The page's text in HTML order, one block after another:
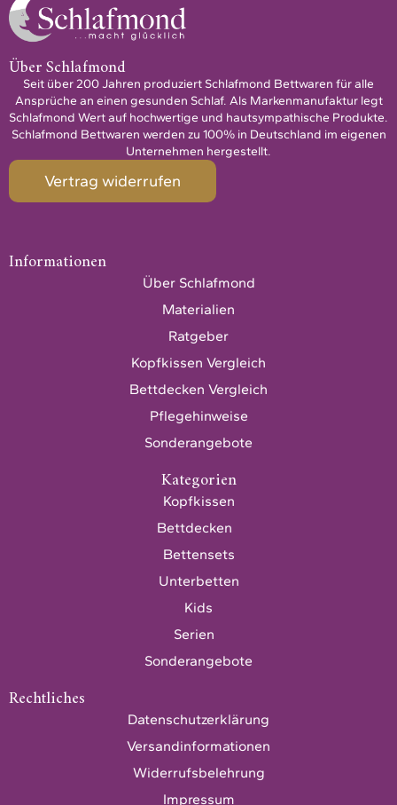
Über Schlafmond
Seit über 200 Jahren produziert Schlafmond Bettwaren für alle
Ansprüche an einen gesunden Schlaf. Als Markenmanufaktur legt
Schlafmond Wert auf hochwertige und hautsympathische Produkte.
Schlafmond Bettwaren werden zu 100% in Deutschland im eigenen
Unternehmen hergestellt.
Vertrag widerrufen
Informationen
Über Schlafmond
Materialien
Ratgeber
Kopfkissen Vergleich
Bettdecken Vergleich
Pflegehinweise
Sonderangebote
Kategorien
Kopfkissen
Bettdecken
Bettensets
Unterbetten
Kids
Serien
Sonderangebote
Rechtliches
Datenschutzerklärung
Versandinformationen
Widerrufsbelehrung
Impressum